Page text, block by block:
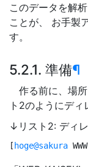
このデータを解
ことが、 お手製
す。
5.2.1. 準備¶
作る前に、場
ト2のようにディ
↓リスト2: ディ
[ hoge@sakura WWW